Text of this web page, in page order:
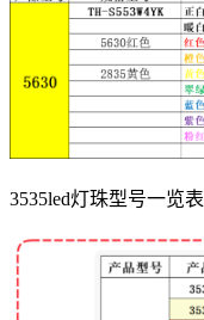
3535led灯珠型号一览表